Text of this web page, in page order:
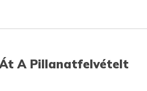
A Pillanatfelvételt